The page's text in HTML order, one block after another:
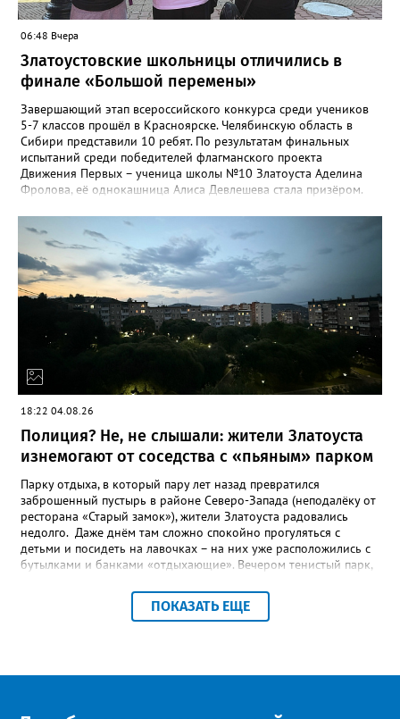
06:48 Вчера
Златоустовские школьницы отличились в
финале «Большой перемены»
Завершающий этап всероссийского конкурса среди учеников
5-7 классов прошёл в Красноярске. Челябинскую область в
Сибири представили 10 ребят. По результатам финальных
испытаний среди победителей флагманского проекта
Движения Первых – ученица школы №10 Златоуста Аделина
Фролова, её однокашница Алиса Девлешева стала призёром.
федеральном университете с участием Президента Российской
Федерации Владимира Путина, который поздравил участников
с успешным завершением конкурса и отметил значимость
проекта для развития талантливой молодёжи», - сообщили в
Движении Первых Златоуста. Победителей Всероссийского
конкурса «Большая перемена» ждёт многодневное
«Путешествие мечты» на специальном поезде РЖД по
маршруту Москва-Владивосток с остановками на Байкале и
космодроме Байконур, а также в крупных городах по дороге.
18:22 04.08.26
Полиция? Не, не слышали: жители Златоуста
изнемогают от соседства с «пьяным» парком
Парку отдыха, в который пару лет назад превратился
заброшенный пустырь в районе Северо-Запада (неподалёку от
ресторана «Старый замок»), жители Златоуста радовались
недолго. Даже днём там сложно спокойно прогуляться с
детьми и посидеть на лавочках – на них уже расположились с
бутылками и банками «отдыхающие». Вечером тенистый парк,
пристанищем многочисленных «пьяных» компаний, и жители
соседних многоэтажек до утра не могут сомкнуть глаз.
дома № 7 во 2 квартале Северо-Запада Светлана К. – Это не
ПОКАЗАТЬ ЕЩЕ